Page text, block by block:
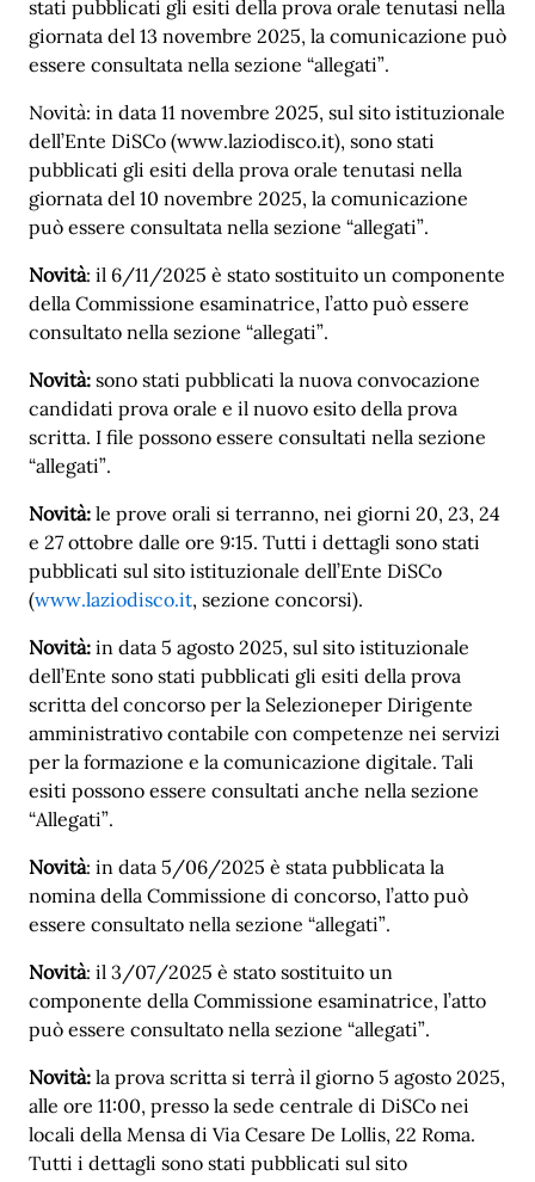
stati pubblicati gli esiti della prova orale tenutasi nella
giornata del 13 novembre 2025, la comunicazione può
essere consultata nella sezione “allegati”.
Novità: in data 11 novembre 2025, sul sito istituzionale
dell’Ente DiSCo (www.laziodisco.it), sono stati
pubblicati gli esiti della prova orale tenutasi nella
giornata del 10 novembre 2025, la comunicazione
può essere consultata nella sezione “allegati”.
Novità: il 6/11/2025 è stato sostituito un componente
della Commissione esaminatrice, l’atto può essere
consultato nella sezione “allegati”.
Novità: sono stati pubblicati la nuova convocazione
candidati prova orale e il nuovo esito della prova
scritta. I file possono essere consultati nella sezione
“allegati”.
Novità: le prove orali si terranno, nei giorni 20, 23, 24
e 27 ottobre dalle ore 9:15. Tutti i dettagli sono stati
pubblicati sul sito istituzionale dell’Ente DiSCo
(www.laziodisco.it, sezione concorsi).
Novità: in data 5 agosto 2025, sul sito istituzionale
dell’Ente sono stati pubblicati gli esiti della prova
scritta del concorso per la Selezioneper Dirigente
amministrativo contabile con competenze nei servizi
per la formazione e la comunicazione digitale. Tali
esiti possono essere consultati anche nella sezione
“Allegati”.
Novità: in data 5/06/2025 è stata pubblicata la
nomina della Commissione di concorso, l’atto può
essere consultato nella sezione “allegati”.
Novità: il 3/07/2025 è stato sostituito un
componente della Commissione esaminatrice, l’atto
può essere consultato nella sezione “allegati”.
Novità: la prova scritta si terrà il giorno 5 agosto 2025,
alle ore 11:00, presso la sede centrale di DiSCo nei
locali della Mensa di Via Cesare De Lollis, 22 Roma.
Tutti i dettagli sono stati pubblicati sul sito